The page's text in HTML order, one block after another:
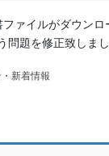
ァイルがダウン
問題を修正致しまし
新着情報